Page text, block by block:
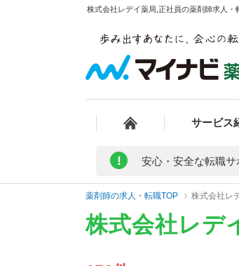
株式会社レデイ薬局,正社員の薬剤師求人
サービス
! 安心・安全な転職サ
薬剤師の求人・転職TOP 株式会社レ
株式会社レデ